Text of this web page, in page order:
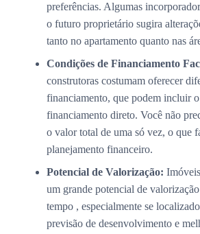
preferências. Algumas
o futuro proprietário sugira
tanto no apartamento quanto nas
Condições de Financiamento
construtoras costumam oferecer
financiamento, que podem incluir
financiamento direto. Você não
o valor total de uma só vez, o que
planejamento financeiro.
Potencial de Valorização:
um grande potencial de
tempo , especialmente se
previsão de desenvolvimento e